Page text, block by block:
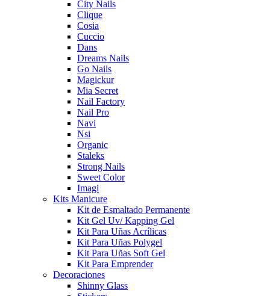
City Nails
Clique
Cosia
Cuccio
Dans
Dreams Nails
Go Nails
Magickur
Mia Secret
Nail Factory
Nail Pro
Navi
Nsi
Organic
Staleks
Strong Nails
Sweet Color
Imagi
Kits Manicure
Kit de Esmaltado Permanente
Kit Gel Uv/ Kapping Gel
Kit Para Uñas Acrílicas
Kit Para Uñas Polygel
Kit Para Uñas Soft Gel
Kit Para Emprender
Decoraciones
Shinny Glass